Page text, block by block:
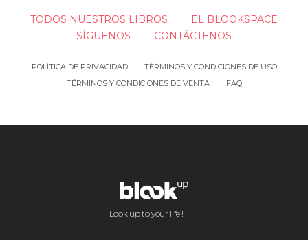
TODOS NUESTROS LIBROS
EL BLOOKSPACE
SÍGUENOS
CONTÁCTENOS
POLÍTICA DE PRIVACIDAD
TÉRMINOS Y CONDICIONES DE USO
TÉRMINOS Y CONDICIONES DE VENTA
FAQ
Look up to your life !